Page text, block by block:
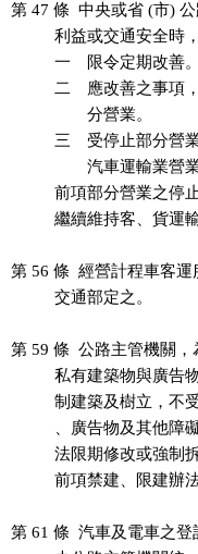
第 47 條  中央或省 (市)
利益或交通安全
          一　限令定期改善。
二　應改善之
          　　分營業。
三　受停止部
　　汽車運輸業營
前項部分營業
繼續維持客、貨
第 56 條  經營計程車客
          交通部定之。
第 59 條  公路主管機關
私有建築物與廣
制建築及樹立
、廣告物及其
法限期修改或強
前項禁建、限建
第 61 條  汽車及電車之